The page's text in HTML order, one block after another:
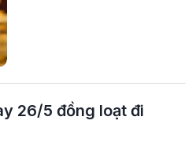
26/5 đồng loạt đi